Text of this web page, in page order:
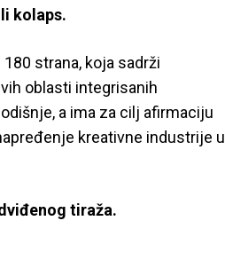
kolaps.
strana, koja sadrži
oblasti integrisanih
a ima za cilj afirmaciju
kreativne industrije u
tiraža.